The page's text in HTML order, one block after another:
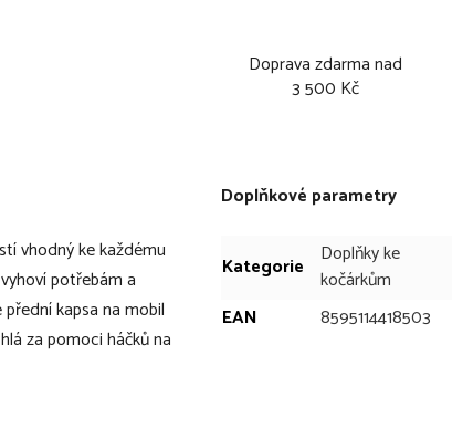
Doprava zdarma nad
3 500 Kč
vhodný ke každému
potřebám a
kapsa na mobil
za pomoci háčků na
Doplňkové parametry
Kategorie
Doplňky ke
kočárkům
EAN
8595114418503